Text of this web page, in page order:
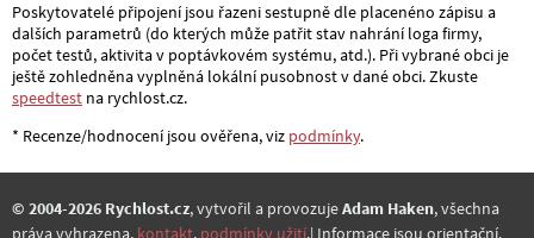
Poskytovatelé připojení jsou řazeni sestupně dle placenéno zápisu a
dalších parametrů (do kterých může patřit stav nahrání loga firmy,
počet testů, aktivita v poptávkovém systému, atd.). Při vybrané obci je
ještě zohledněna vyplněná lokální pusobnost v dané obci. Zkuste
speedtest na rychlost.cz.
* Recenze/hodnocení jsou ověřena, viz podmínky.
© 2004-2026 Rychlost.cz, vytvořil a provozujeAdam Haken, všechna
práva vyhrazena, kontakt, podmínky užití.| Informace jsou orientační.